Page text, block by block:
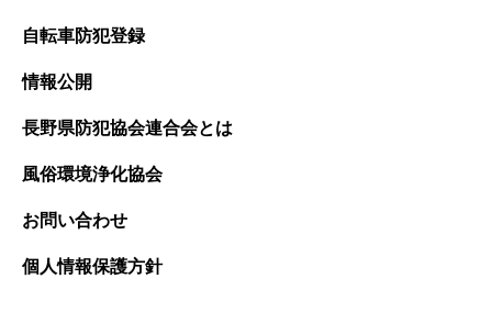
自転車防犯登録
情報公開
長野県防犯協会連合会とは
風俗環境浄化協会
お問い合わせ
個人情報保護方針